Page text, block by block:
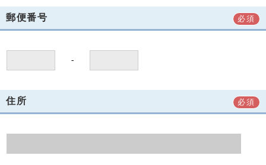
郵便番号 必須
-
住所 必須